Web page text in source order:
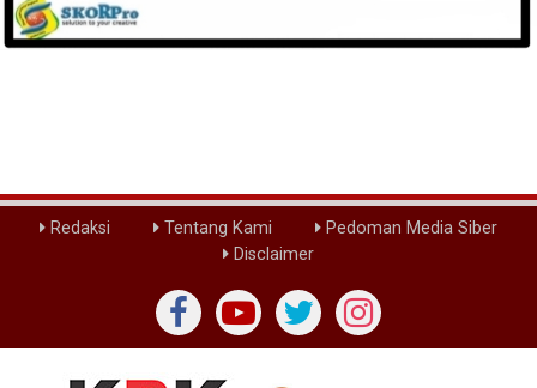
Redaksi Tentang Kami
Pedoman Media Siber
Disclaimer